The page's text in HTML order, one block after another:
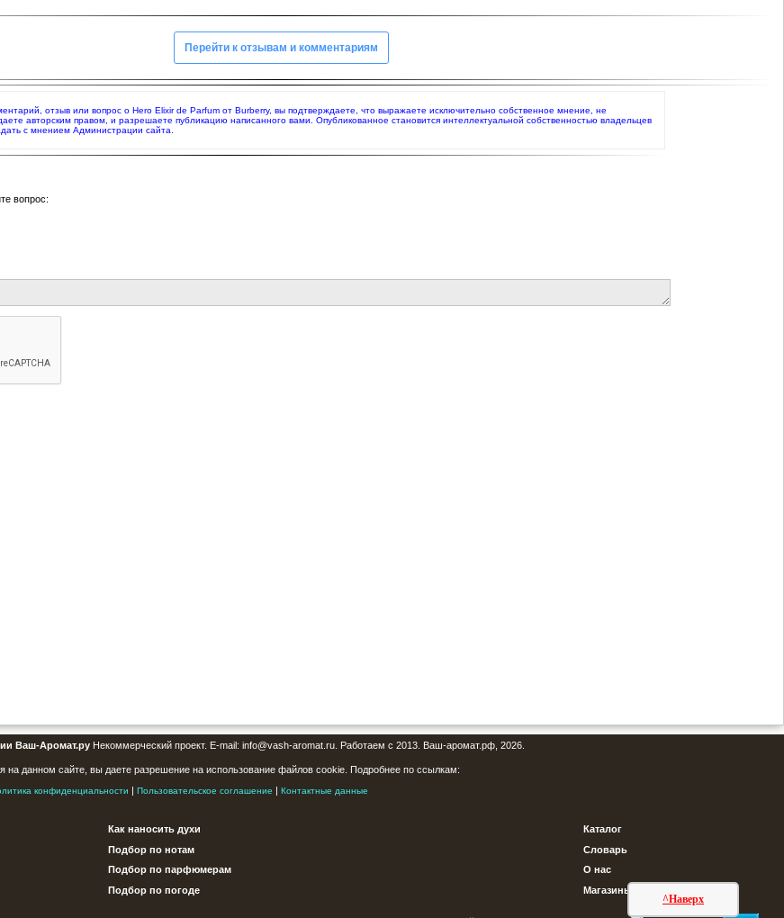
Перейти к отзывам и комментариям
отзыв или вопрос о Hero Elixir de Parfum от Burberry, вы подтверждаете, что выражаете исключительно собственное мнение, не
авторским правом, и разрешаете публикацию написанного вами. Опубликованное становится интеллектуальной собственностью владельцев
с мнением Администрации сайта.
вопрос:
^Наверх
Ваш-Аромат.руНекоммерческий проект. E-mail: info@vash-aromat.ru. Работаем с 2013. Ваш-аромат.рф, 2026.
на данном сайте, вы даете разрешение на использование файлов cookie. Подробнее по ссылкам:
конфиденциальности | Пользовательское соглашение | Контактные данные
Как наносить духи
Подбор по нотам
Подбор по парфюмерам
Подбор по погоде
Каталог
Словарь
О нас
Магазины